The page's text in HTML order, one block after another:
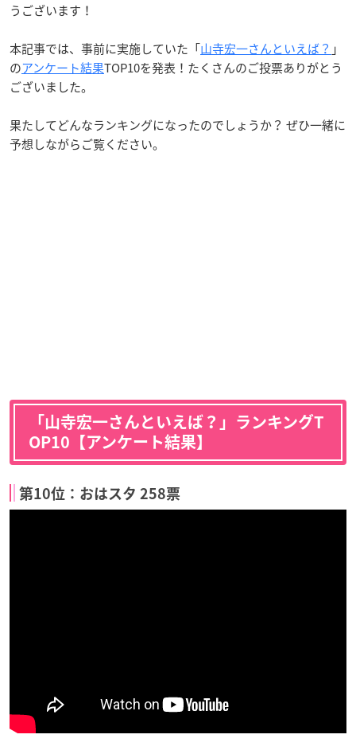
うございます！
本記事では、事前に実施していた「山寺宏一さんといえば？ 」
のアンケート結果TOP10を発表！たくさんのご投票ありがとう
ございました。
果たしてどんなランキングになったのでしょうか？ ぜひ一緒に
予想しながらご覧ください。
「山寺宏一さんといえば？」ランキングT
OP10【アンケート結果】
第10位：おはスタ 258票